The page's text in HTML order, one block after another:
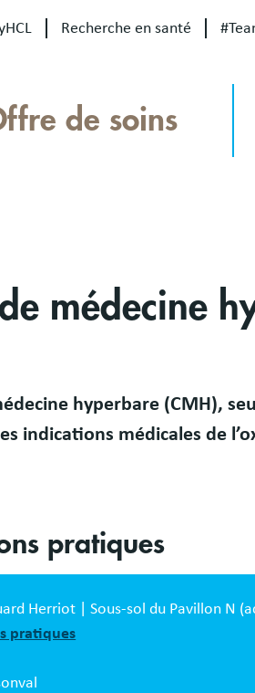
Recherche en santé
de soins
médecine
hyperbare (CMH),
indications médicales de
pratiques
Herriot | Sous-sol du Pavillon N
pratiques